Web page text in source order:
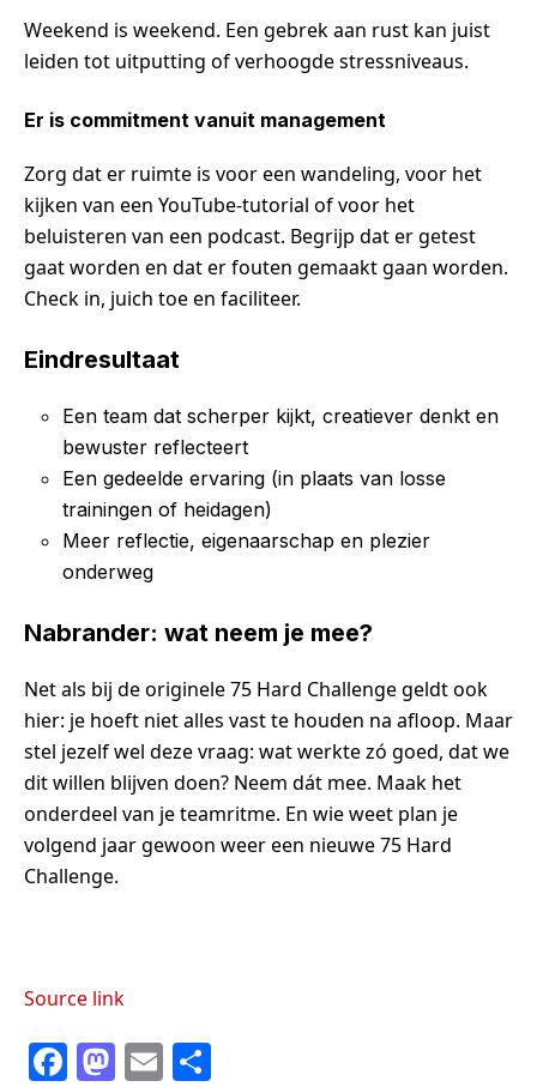
Weekend is weekend. Een gebrek aan rust kan juist
leiden tot uitputting of verhoogde stressniveaus.
Er is commitment vanuit management
Zorg dat er ruimte is voor een wandeling, voor het
kijken van een YouTube-tutorial of voor het
beluisteren van een podcast. Begrijp dat er getest
gaat worden en dat er fouten gemaakt gaan worden.
Check in, juich toe en faciliteer.
Eindresultaat
Een team dat scherper kijkt, creatiever denkt en
bewuster reflecteert
Een gedeelde ervaring (in plaats van losse
trainingen of heidagen)
Meer reflectie, eigenaarschap en plezier
onderweg
Nabrander: wat neem je mee?
Net als bij de originele 75 Hard Challenge geldt ook
hier: je hoeft niet alles vast te houden na afloop. Maar
stel jezelf wel deze vraag: wat werkte zó goed, dat we
dit willen blijven doen? Neem dát mee. Maak het
onderdeel van je teamritme. En wie weet plan je
volgend jaar gewoon weer een nieuwe 75 Hard
Challenge.
Source link
F
M E